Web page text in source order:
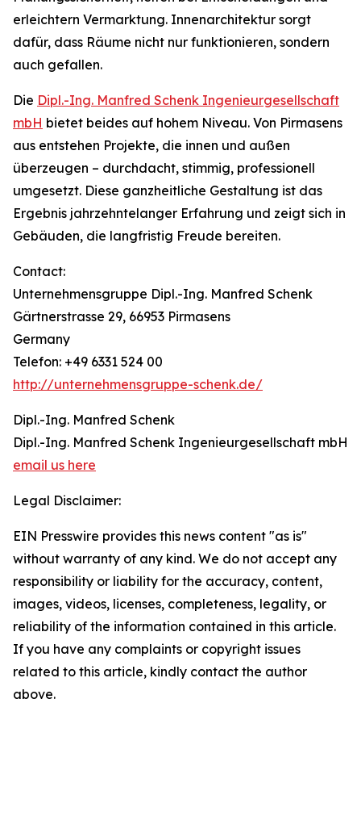
erleichtern Vermarktung. Innenarchitektur sorgt
dafür, dass Räume nicht nur funktionieren, sondern
auch gefallen.
Die Dipl.-Ing. Manfred Schenk Ingenieurgesellschaft
mbH bietet beides auf hohem Niveau. Von Pirmasens
aus entstehen Projekte, die innen und außen
überzeugen – durchdacht, stimmig, professionell
umgesetzt. Diese ganzheitliche Gestaltung ist das
Ergebnis jahrzehntelanger Erfahrung und zeigt sich in
Gebäuden, die langfristig Freude bereiten.
Contact:
Unternehmensgruppe Dipl.-Ing. Manfred Schenk
Gärtnerstrasse 29, 66953 Pirmasens
Germany
Telefon: +49 6331 524 00
http://unternehmensgruppe-schenk.de/
Dipl.-Ing. Manfred Schenk
Dipl.-Ing. Manfred Schenk Ingenieurgesellschaft mbH
email us here
Legal Disclaimer:
EIN Presswire provides this news content "as is"
without warranty of any kind. We do not accept any
responsibility or liability for the accuracy, content,
images, videos, licenses, completeness, legality, or
reliability of the information contained in this article.
If you have any complaints or copyright issues
related to this article, kindly contact the author
above.